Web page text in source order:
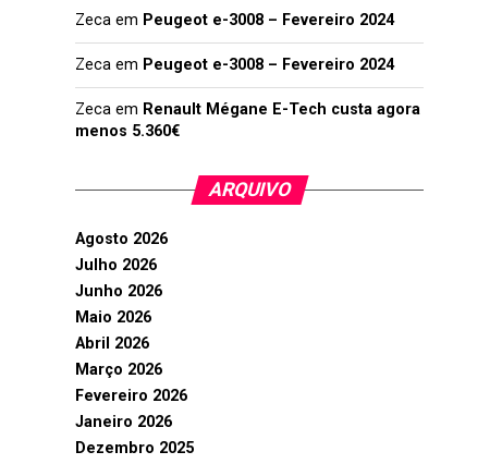
Zeca em Peugeot e-3008 – Fevereiro 2024
Zeca em Peugeot e-3008 – Fevereiro 2024
Zeca em Renault Mégane E-Tech custa agora
menos 5.360€
ARQUIVO
Agosto 2026
Julho 2026
Junho 2026
Maio 2026
Abril 2026
Março 2026
Fevereiro 2026
Janeiro 2026
Dezembro 2025